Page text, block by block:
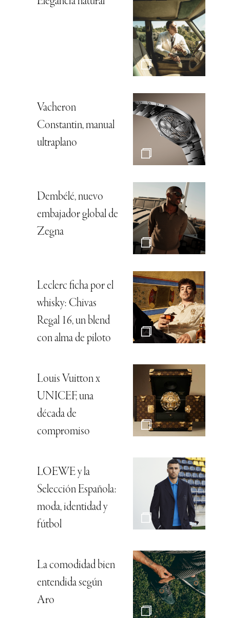
Vacheron
Constantin, manual
ultraplano
Dembélé, nuevo
embajador global de
Zegna
Leclerc ficha por el
whisky: Chivas
Regal 16, un blend
con alma de piloto
Louis Vuitton x
UNICEF, una
década de
compromiso
LOEWE y la
Selección Española:
moda, identidad y
fútbol
La comodidad bien
entendida según
Aro